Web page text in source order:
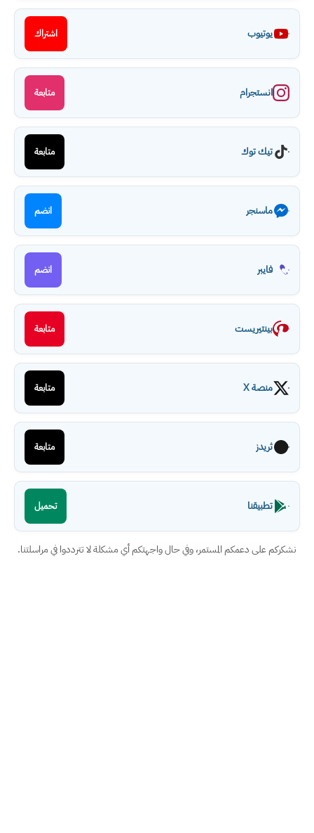
يوتيوب اشتراك
انستجرام متابعة
تيك توك متابعة
ماسنجر انضم
فايبر انضم
بينتيريست متابعة
منصة X متابعة
ثريدز متابعة
تطبيقنا تحميل
نشكركم على دعمكم المستمر، وفي حال واجهتكم أي مشكلة لا تترددوا في مراسلتنا.